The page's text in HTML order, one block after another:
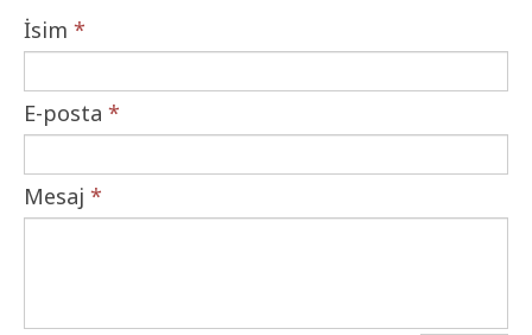
İsim *
E-posta *
Mesaj *